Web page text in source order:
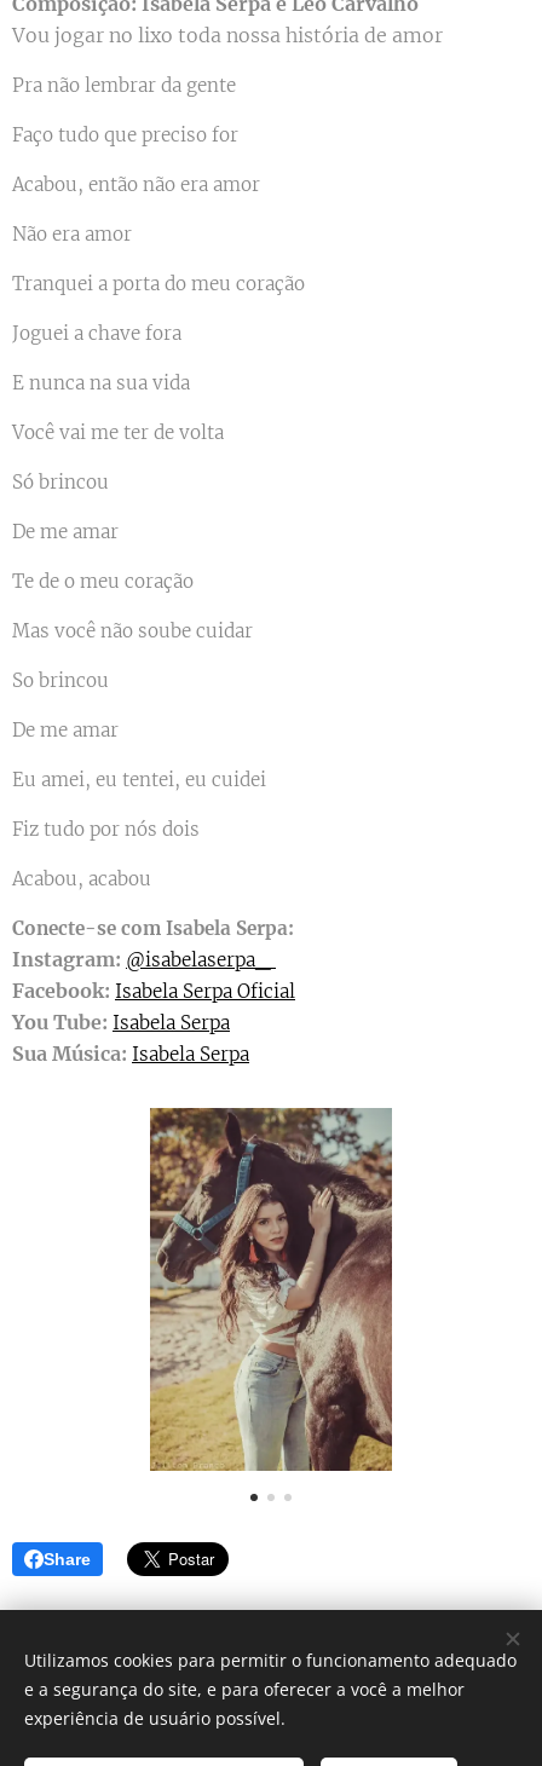
Vou jogar no lixo toda nossa história de amor
Pra não lembrar da gente
Faço tudo que preciso for
Acabou, então não era amor
Não era amor
Tranquei a porta do meu coração
Joguei a chave fora
E nunca na sua vida
Você vai me ter de volta
Só brincou
De me amar
Te de o meu coração
Mas você não soube cuidar
So brincou
De me amar
Eu amei, eu tentei, eu cuidei
Fiz tudo por nós dois
Acabou, acabou
Conecte-se com Isabela Serpa:
Instagram: @isabelaserpa_
Facebook: Isabela Serpa Oficial
You Tube: Isabela Serpa
Sua Música: Isabela Serpa
Share
Simbora lá? - Blog de dicas
Instagram:@blog_simborala
Utilizamos cookies para permitir o funcionamento adequado
e a segurança do site, e para oferecer a você a melhor
experiência de usuário possível.